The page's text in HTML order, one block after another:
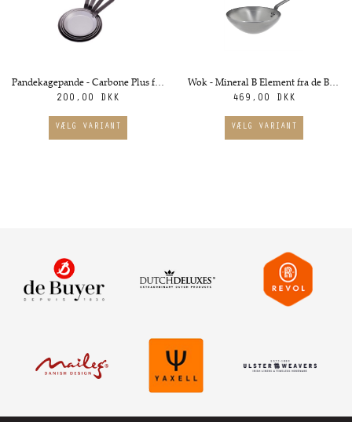
Pandekagepande - Carbone Plus fra de Buyer. Ø18cm
200,00 DKK
Wok - Mineral B Element fra de Buyer. Flere størrelser
469,00 DKK